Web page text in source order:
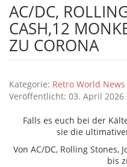
AC/DC,
CASH,12
ZU CORONA
Details
Kategorie: Retro World News
Veröffentlicht: 03. April 2026
Falls es euch bei der
sie die
Von AC/DC, Rolling Stones,
bis